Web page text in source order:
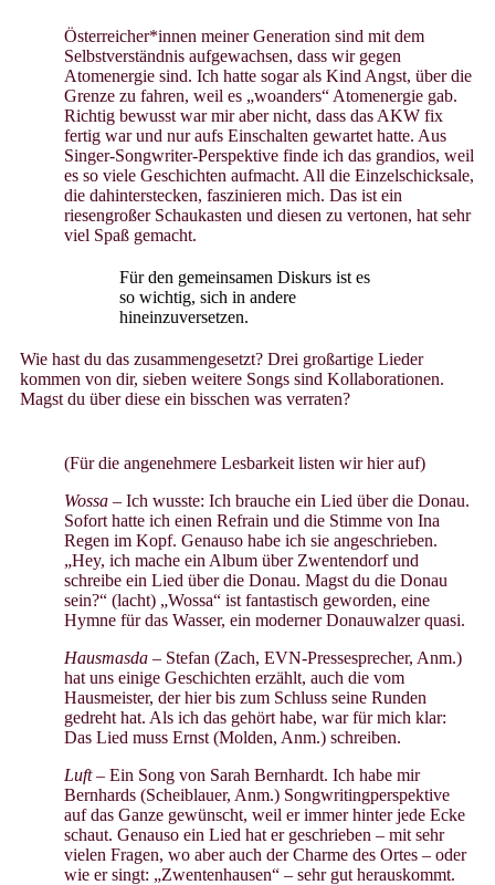
Österreicher*innen meiner Generation sind mit dem
Selbstverständnis aufgewachsen, dass wir gegen
Atomenergie sind. Ich hatte sogar als Kind Angst, über die
Grenze zu fahren, weil es „woanders“ Atomenergie gab.
Richtig bewusst war mir aber nicht, dass das AKW fix
fertig war und nur aufs Einschalten gewartet hatte. Aus
Singer-Songwriter-Perspektive finde ich das grandios, weil
es so viele Geschichten aufmacht. All die Einzelschicksale,
die dahinterstecken, faszinieren mich. Das ist ein
riesengroßer Schaukasten und diesen zu vertonen, hat sehr
viel Spaß gemacht.
Für den gemeinsamen Diskurs ist es
so wichtig, sich in andere
hineinzuversetzen.
Wie hast du das zusammengesetzt? Drei großartige Lieder
kommen von dir, sieben weitere Songs sind Kollaborationen.
Magst du über diese ein bisschen was verraten?
(Für die angenehmere Lesbarkeit listen wir hier auf)
Wossa – Ich wusste: Ich brauche ein Lied über die Donau.
Sofort hatte ich einen Refrain und die Stimme von Ina
Regen im Kopf. Genauso habe ich sie angeschrieben.
„Hey, ich mache ein Album über Zwentendorf und
schreibe ein Lied über die Donau. Magst du die Donau
sein?“ (lacht) „Wossa“ ist fantastisch geworden, eine
Hymne für das Wasser, ein moderner Donauwalzer quasi.
Hausmasda – Stefan (Zach, EVN-Pressesprecher, Anm.)
hat uns einige Geschichten erzählt, auch die vom
Hausmeister, der hier bis zum Schluss seine Runden
gedreht hat. Als ich das gehört habe, war für mich klar:
Das Lied muss Ernst (Molden, Anm.) schreiben.
Luft– Ein Song von Sarah Bernhardt. Ich habe mir
Bernhards (Scheiblauer, Anm.) Songwritingperspektive
auf das Ganze gewünscht, weil er immer hinter jede Ecke
schaut. Genauso ein Lied hat er geschrieben – mit sehr
vielen Fragen, wo aber auch der Charme des Ortes – oder
wie er singt: „Zwentenhausen“ – sehr gut herauskommt.